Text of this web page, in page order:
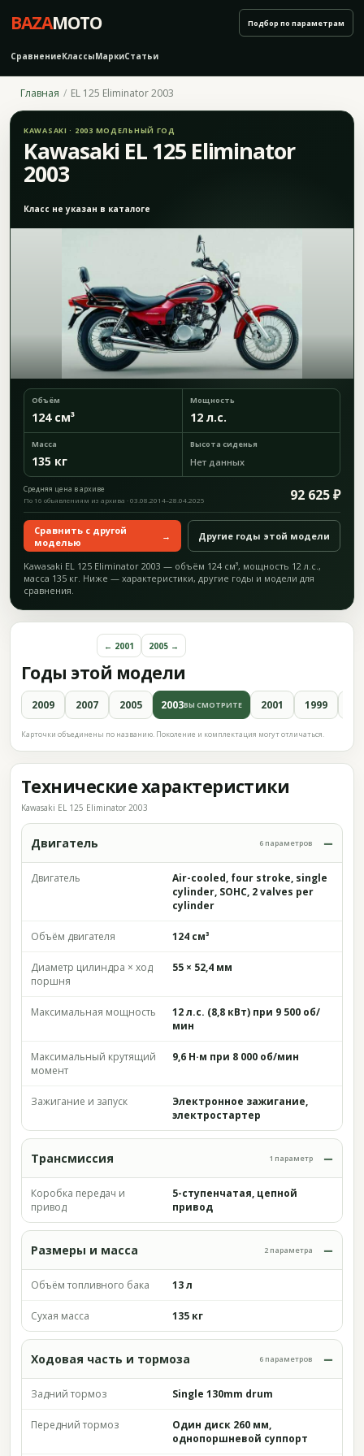
BAZAMOTO
СравнениеКлассыМаркиСтатьи
Подбор по параметрам
Главная EL 125 Eliminator 2003
KAWASAKI · 2003 МОДЕЛЬНЫЙ ГОД
Kawasaki EL 125 Eliminator
2003
Класс не указан в каталоге
Объём
124 см³
Мощность
12 л.с.
Масса
135 кг
Высота сиденья
Нет данных
Средняя цена в архиве 92 625 ₽
По 16 объявлениям из архива · 03.08.2014–28.04.2025
Сравнить с другой
моделью
→ Другие годы этой модели
Kawasaki EL 125 Eliminator 2003 — объём 124 см³, мощность 12 л.с.,
масса 135 кг. Ниже — характеристики, другие годы и модели для
сравнения.
Годы этой модели
← 2001 2005 →
2009 2007 2005 2003ВЫ СМОТРИТЕ 2001 1999
Карточки объединены по названию. Поколение и комплектация могут отличаться.
Технические характеристики
Kawasaki EL 125 Eliminator 2003
Двигатель 6 параметров
Двигатель
Air-cooled, four stroke, single
cylinder, SOHC, 2 valves per
cylinder
Объём двигателя 124 см³
Диаметр цилиндра × ход
поршня
55 × 52,4 мм
Максимальная мощность
12 л.с. (8,8 кВт) при 9 500 об/
мин
Максимальный крутящий
момент
9,6 Н·м при 8 000 об/мин
Зажигание и запуск
Электронное зажигание,
электростартер
Трансмиссия 1 параметр
Коробка передач и
привод
5-ступенчатая, цепной
привод
Размеры и масса 2 параметра
Объём топливного бака 13 л
Сухая масса 135 кг
Ходовая часть и тормоза 6 параметров
Задний тормоз Single 130mm drum
Передний тормоз
Один диск 260 мм,
однопоршневой суппорт